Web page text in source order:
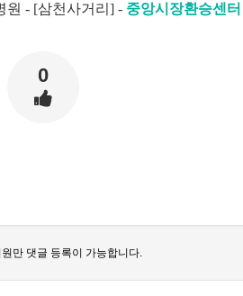
원 - [삼천사거리] - 중앙시장환승센터
0
만 댓글 등록이 가능합니다.